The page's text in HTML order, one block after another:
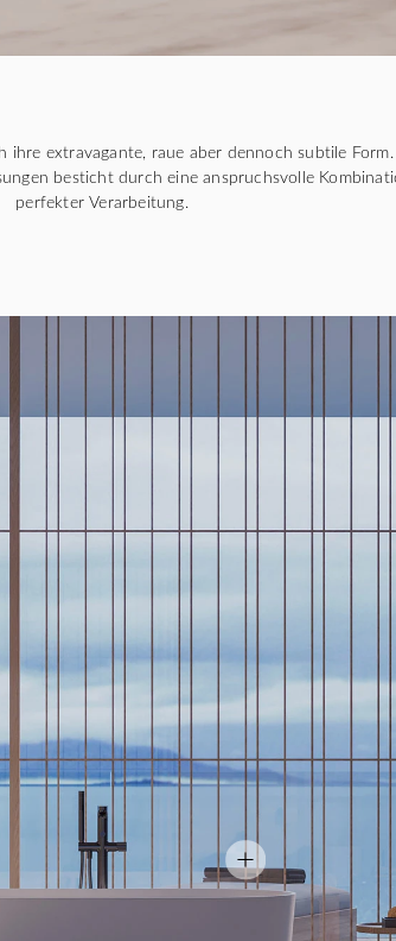
extravagante, raue aber dennoch subtile
besticht durch eine anspruchsvolle
perfekter Verarbeitung.